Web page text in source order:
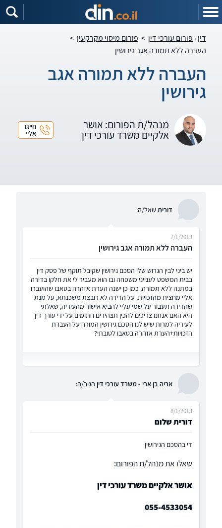
דין פורום עורכי דין > פורום מיסוי מקרקעין >
העברה ללא תמורה אגב גירושין
העברה ללא תמורה אגב
גירושין
מנהל/ת הפורום: אושר
אלקיים משרד עורכי דין
חייגו
אליי
דורית שאל/ה:
העברה ללא תמורה אגב גירושין
7/1/2013
יש ביני לבין הגרוש שלי הסכם גירושין שקיבל תוקף של פסק דין
בבית המשפט לענייני משפחה ובו הוא מעביר לי את חלקו בדירה
במתנה ללא תמורה, כמו כן ישנה הערת אזהרה בטאבו שהועברו
אליי מחצית מהזכויות, על הדירה לא רובצת משכנתא, על מנת
שהדירה תעבור על שמי עליי להביא אישור מהעיריה, שאלתי
היא האם אנחנו צריכים להכין תצהירים חתומים על ידי עורך דין
לעיריה למרות שיש לנו הסכם גירושין המורה על העברת
הזכויות+הערת אזהרה בטאבו לטובתי?
אריה בן ארי - משרד עורכי דין הגיב/ה:
דורית שלום
8/1/2013
די בהסכם הגירושין
שאלו את מנהל/ת הפורום:
אושר אלקיים משרד עורכי דין
055-4533054